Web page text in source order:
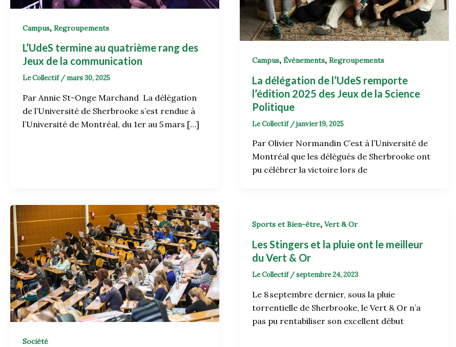
Campus, Regroupements
L’UdeS termine au quatrième rang des
Jeux de la communication
Le Collectif / mars 30, 2025
Par Annie St-Onge Marchand La délégation
de l’Université de Sherbrooke s’est rendue à
l’Université de Montréal, du 1er au 5 mars […]
Campus, Événements, Regroupements
La délégation de l’UdeS remporte
l’édition 2025 des Jeux de la Science
Politique
Le Collectif /janvier 19, 2025
Par Olivier Normandin C’est à l’Université de
Montréal que les délégués de Sherbrooke ont
pu célébrer la victoire lors de
Société
Sports et Bien-être, Vert & Or
Les Stingers et la pluie ont le meilleur
du Vert & Or
Le Collectif /septembre 24, 2023
Le 8 septembre dernier, sous la pluie
torrentielle de Sherbrooke, le Vert & Or n’a
pas pu rentabiliser son excellent début